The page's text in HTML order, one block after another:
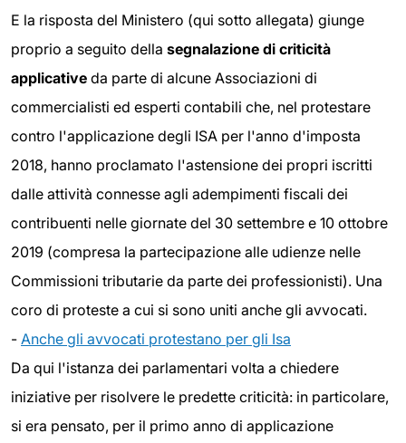
E la risposta del Ministero (qui sotto allegata) giunge
proprio a seguito della segnalazione di criticità
applicative da parte di alcune Associazioni di
commercialisti ed esperti contabili che, nel protestare
contro l'applicazione degli ISA per l'anno d'imposta
2018, hanno proclamato l'astensione dei propri iscritti
dalle attività connesse agli adempimenti fiscali dei
contribuenti nelle giornate del 30 settembre e 10 ottobre
2019 (compresa la partecipazione alle udienze nelle
Commissioni tributarie da parte dei professionisti). Una
coro di proteste a cui si sono uniti anche gli avvocati.
- Anche gli avvocati protestano per gli Isa
Da qui l'istanza dei parlamentari volta a chiedere
iniziative per risolvere le predette criticità: in particolare,
si era pensato, per il primo anno di applicazione